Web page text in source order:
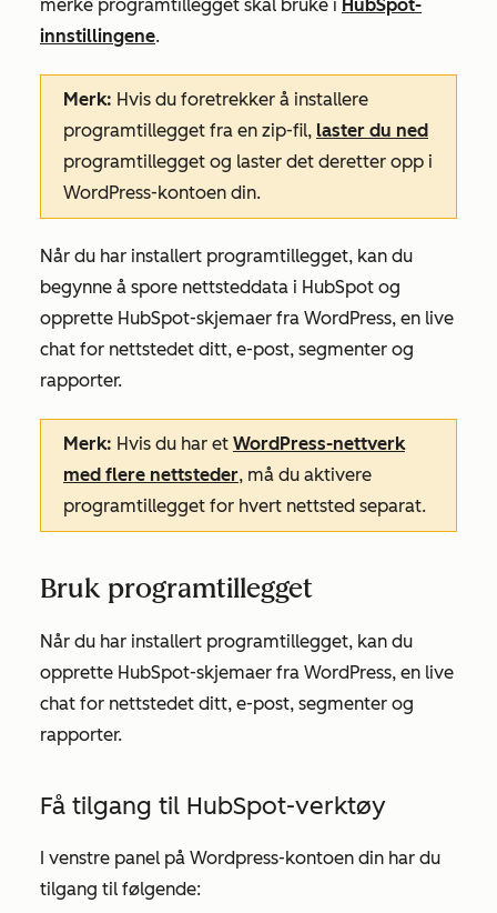
merke programtillegget skal bruke i HubSpot-
innstillingene.
Merk: Hvis du foretrekker å installere
programtillegget fra en zip-fil, laster du ned
programtillegget og laster det deretter opp i
WordPress-kontoen din.
Når du har installert programtillegget, kan du
begynne å spore nettsteddata i HubSpot og
opprette HubSpot-skjemaer fra WordPress, en live
chat for nettstedet ditt, e-post, segmenter og
rapporter.
Merk: Hvis du har et WordPress-nettverk
med flere nettsteder, må du aktivere
programtillegget for hvert nettsted separat.
Bruk programtillegget
Når du har installert programtillegget, kan du
opprette HubSpot-skjemaer fra WordPress, en live
chat for nettstedet ditt, e-post, segmenter og
rapporter.
Få tilgang til HubSpot-verktøy
I venstre panel på Wordpress-kontoen din har du
tilgang til følgende: